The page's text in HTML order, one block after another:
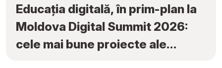
Educația digitală, în prim-plan la
Moldova Digital Summit 2026:
cele mai bune proiecte ale